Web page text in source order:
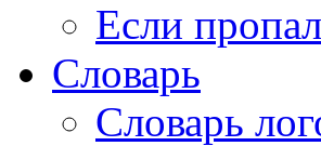
Если
Словарь
Словарь